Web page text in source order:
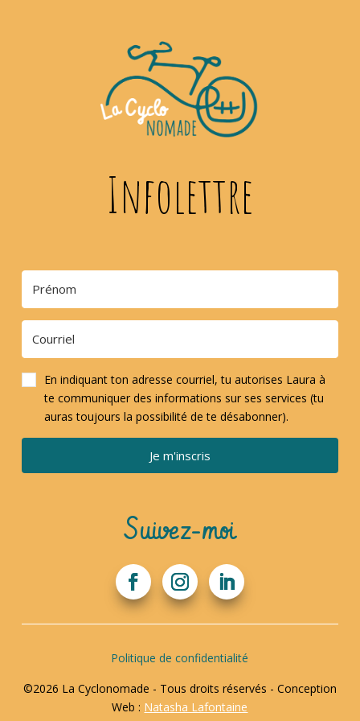
Infolettre
En indiquant ton adresse courriel, tu autorises Laura à
te communiquer des informations sur ses services (tu
auras toujours la possibilité de te désabonner).
Je m'inscris
Suivez-moi
Politique de confidentialité
©2026 La Cyclonomade - Tous droits réservés - Conception
Web : Natasha Lafontaine